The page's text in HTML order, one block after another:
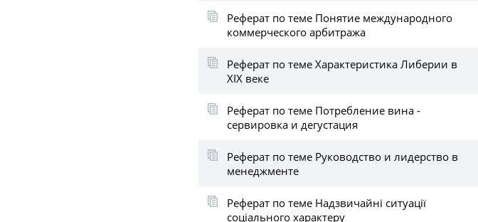
Реферат по теме Понятие международного
коммерческого арбитража
Реферат по теме Характеристика Либерии в
XIX веке
Реферат по теме Потребление вина -
сервировка и дегустация
Реферат по теме Руководство и лидерство в
менеджменте
Реферат по теме Надзвичайні ситуації
соціального характеру